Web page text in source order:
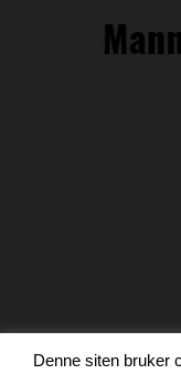
Denne siten bruker